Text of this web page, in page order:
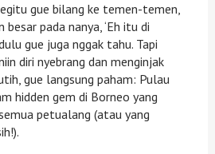
gue bilang ke temen-temen,
besar pada nanya, ‘Eh itu di
gue juga nggak tahu. Tapi
diri nyebrang dan menginjak
gue langsung paham: Pulau
hidden gem di Borneo yang
petualang (atau yang